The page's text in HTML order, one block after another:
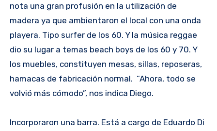
nota una gran profusión en la utilización de
madera ya que ambientaron el local con una onda
playera. Tipo surfer de los 60. Y la música reggae
dio su lugar a temas beach boys de los 60 y 70. Y
los muebles, constituyen mesas, sillas, reposeras,
hamacas de fabricación normal. “Ahora, todo se
volvió más cómodo”, nos indica Diego.
Incorporaron una barra. Está a cargo de Eduardo Di